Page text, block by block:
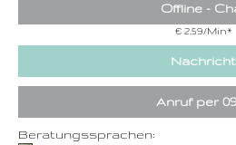
Offline -
€ 2,59/Min*
Nachricht
Anruf per
Beratungssprachen: